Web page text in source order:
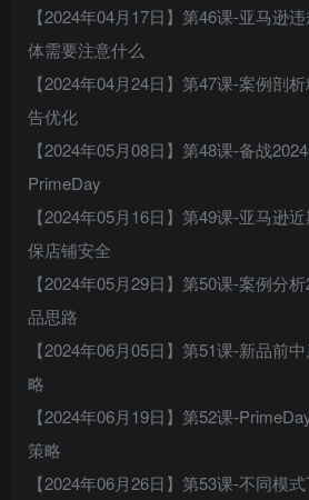
【2024年04月17日】第46课-亚马逊
体需要注意什么
【2024年04月24日】第47课-案例剖
告优化
【2024年05月08日】第48课-备战
PrimeDay
【2024年05月16日】第49课-亚马逊
保店铺安全
【2024年05月29日】第50课-案例分
品思路
【2024年06月05日】第51课-新品前
略
【2024年06月19日】第52课-
策略
【2024年06月26日】第53课-不同模